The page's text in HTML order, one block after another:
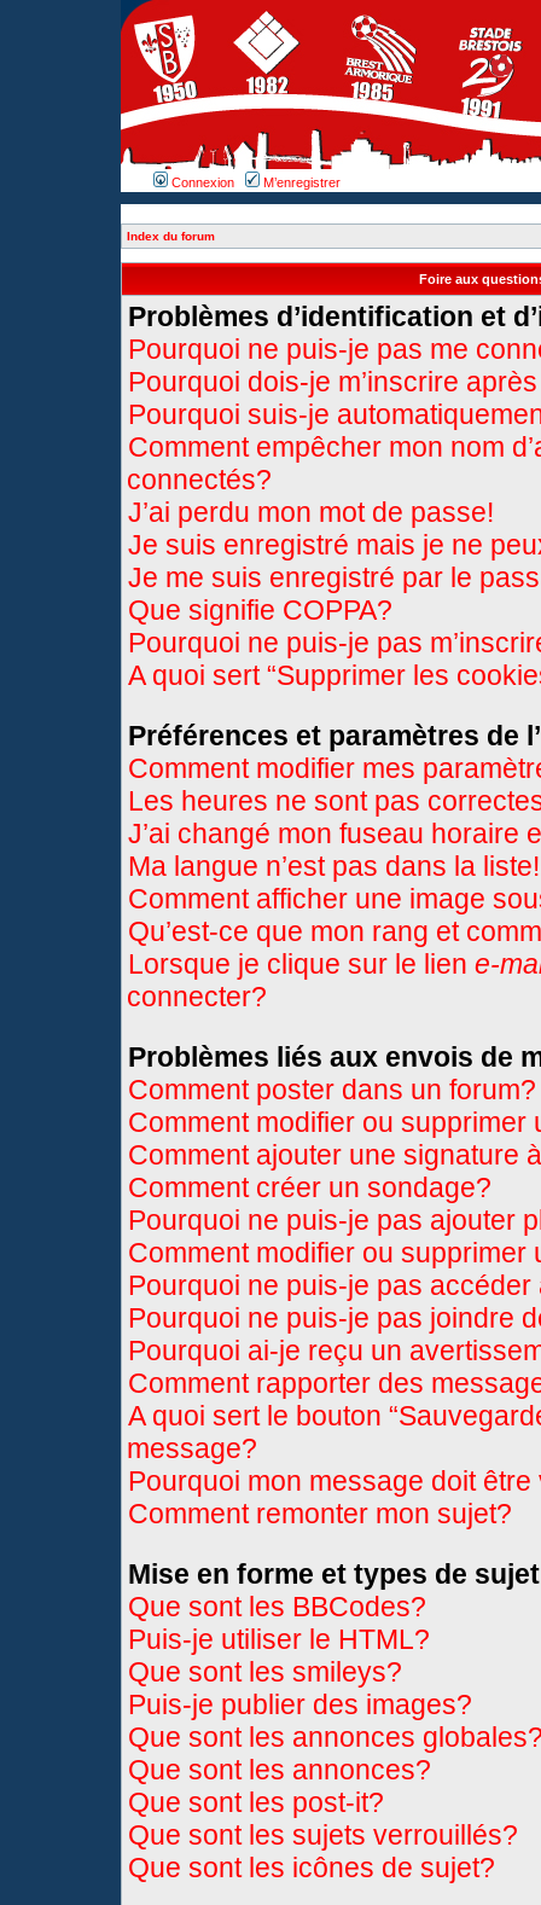
Connexion M’enregistrer
Index du forum
Foire aux
Problèmes d’identification et
Pourquoi ne puis-je pas me
Pourquoi dois-je m’inscrire
Pourquoi suis-je
Comment empêcher mon nom
connectés?
J’ai perdu mon mot de passe!
Je suis enregistré mais je ne
Je me suis enregistré par le
Que signifie COPPA?
Pourquoi ne puis-je pas
A quoi sert “Supprimer les
Préférences et paramètres de
Comment modifier mes
Les heures ne sont pas
J’ai changé mon fuseau horaire
Ma langue n’est pas dans la liste!
Comment afficher une image
Qu’est-ce que mon rang et
Lorsque je clique sur le lien e-
connecter?
Problèmes liés aux envois de
Comment poster dans un forum?
Comment modifier ou supprimer
Comment ajouter une signature
Comment créer un sondage?
Pourquoi ne puis-je pas ajouter
Comment modifier ou supprimer
Pourquoi ne puis-je pas accéder
Pourquoi ne puis-je pas joindre
Pourquoi ai-je reçu un
Comment rapporter des
A quoi sert le bouton
message?
Pourquoi mon message doit être
Comment remonter mon sujet?
Mise en forme et types de sujet
Que sont les BBCodes?
Puis-je utiliser le HTML?
Que sont les smileys?
Puis-je publier des images?
Que sont les annonces
Que sont les annonces?
Que sont les post-it?
Que sont les sujets verrouillés?
Que sont les icônes de sujet?